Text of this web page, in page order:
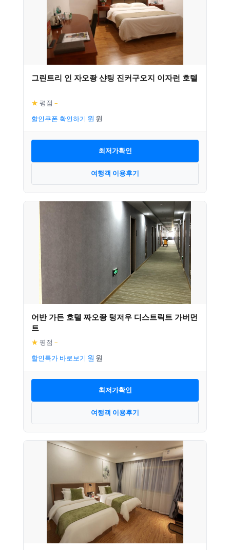
그린트리 인 자오좡 샨팅 진커구오지 이자런 호텔
★ 평점 –
할인쿠폰 확인하기
최저가확인
여행객 이용후기
어반 가든 호텔 짜오좡 텅저우 디스트릭트 가버먼
트
★ 평점 –
할인특가 바로보기
최저가확인
여행객 이용후기